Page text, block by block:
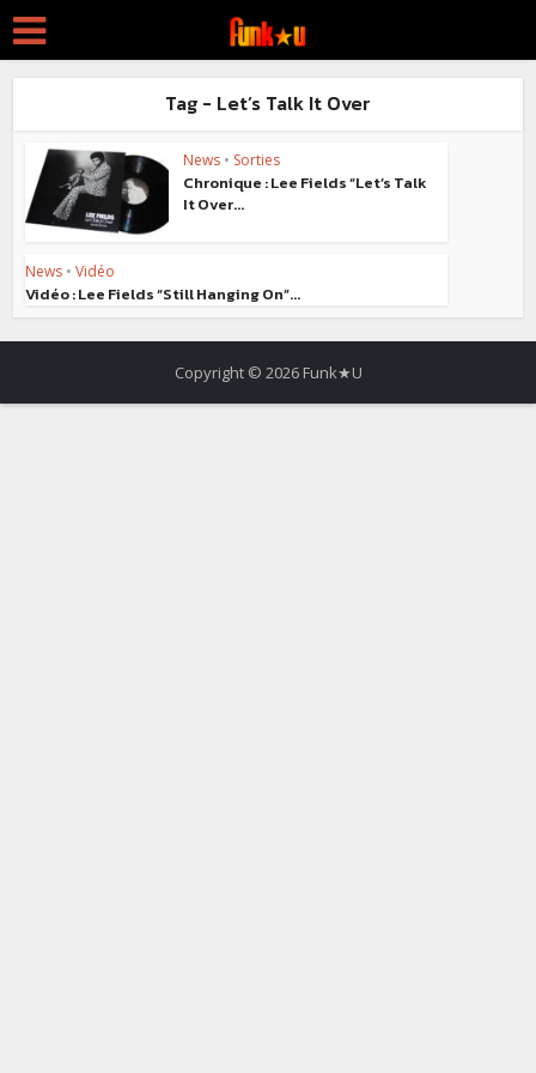
Tag - Let’s Talk It Over
News • Sorties
Chronique : Lee Fields “Let’s Talk
It Over...
News • Vidéo
Vidéo : Lee Fields “Still Hanging On”...
Copyright © 2026 Funk★U